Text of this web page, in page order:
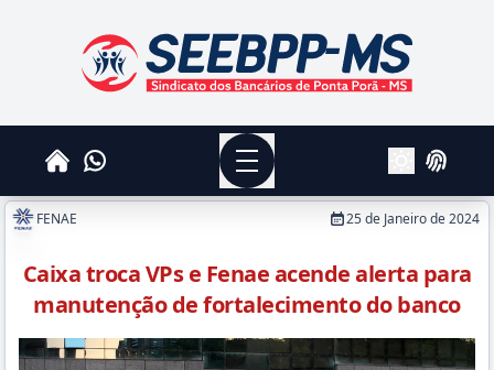
SEEBPPMS - Sindicato dos Bancários de Ponta
HomeWhatsapp
Menu
AlterarLogin
FENAE 25 de Janeiro de 2024
Caixa troca VPs e Fenae acende alerta para
manutenção de fortalecimento do banco